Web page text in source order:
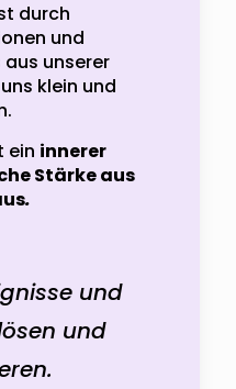
durch
und
aus unserer
klein und
ein innerer
Stärke aus
.
und
und